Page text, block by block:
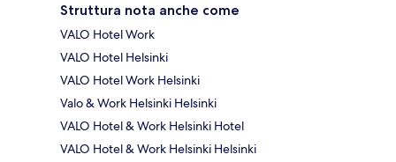
Struttura nota anche come
VALO Hotel Work
VALO Hotel Helsinki
VALO Hotel Work Helsinki
Valo & Work Helsinki Helsinki
VALO Hotel & Work Helsinki Hotel
VALO Hotel & Work Helsinki Helsinki